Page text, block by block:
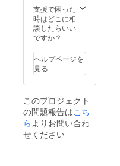
さい。
※本リ
ターン
の価格
送料込
みの金
額とな
ご注文
状況、
使用部
材の供
給状
支援で困った
時はどこに相
談したらいい
ですか？
ヘルプページを
見る
このプロジェクト
の問題報告はこち
ら よりお問い合わ
せください